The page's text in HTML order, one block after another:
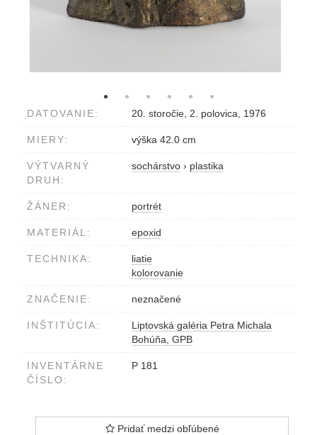
DATOVANIE: 20. storočie, 2. polovica, 1976
MIERY: výška 42.0 cm
VÝTVARNÝ
DRUH:
sochárstvo › plastika
ŽÁNER: portrét
MATERIÁL: epoxid
TECHNIKA:
liatie
kolorovanie
ZNAČENIE: neznačené
INŠTITÚCIA:
Liptovská galéria Petra Michala
Bohúňa, GPB
INVENTÁRNE
ČÍSLO:
P 181
Pridať medzi obľúbené